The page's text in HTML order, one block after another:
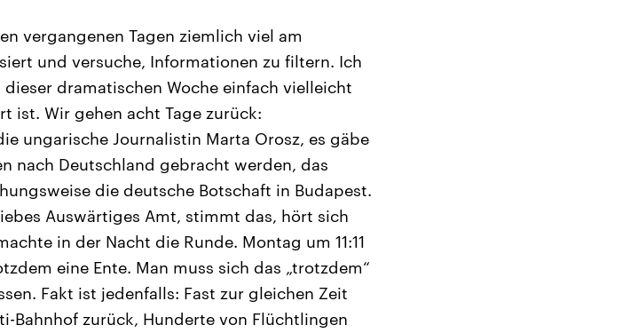
vergangenen Tagen ziemlich viel am
und versuche, Informationen zu filtern. Ich
dramatischen Woche einfach vielleicht
ist. Wir gehen acht Tage zurück:
ungarische Journalistin Marta Orosz, es gäbe
nach Deutschland gebracht werden, das
die deutsche Botschaft in Budapest.
Auswärtiges Amt, stimmt das, hört sich
in der Nacht die Runde. Montag um 11:11
eine Ente. Man muss sich das „trotzdem“
Fakt ist jedenfalls: Fast zur gleichen Zeit
Bahnhof zurück, Hunderte von Flüchtlingen